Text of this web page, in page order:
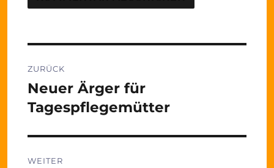
ZURÜCK
Vorheriger
Beitrag:
Neuer Ärger für
Tagespflegemütter
WEITER